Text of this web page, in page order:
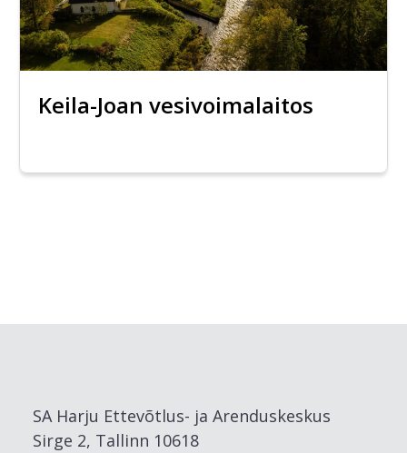
Keila-Joan vesivoimalaitos
SA Harju Ettevõtlus- ja Arenduskeskus
Sirge 2, Tallinn 10618